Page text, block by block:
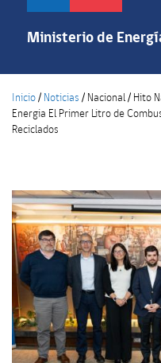
Pasar
contenido
Ministerio de
Inicio/ Noticias / Nacional/ Hito
Energia El Primer Litro de
Reciclados